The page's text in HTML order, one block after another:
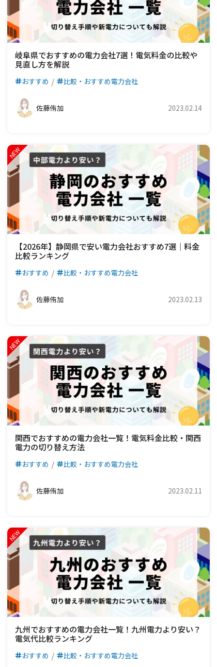
岐阜県でおすすめの電力会社7選！電気料金の比較や
見直し方を解説
おすすめ 比較・おすすめ電力会社
佐藤侑加 2023.02.14
【2026年】静岡県で安い電力会社おすすめ7選｜料金
比較ランキング
おすすめ 比較・おすすめ電力会社
佐藤侑加 2023.02.13
関西でおすすめの電力会社一覧！電気料金比較・関西
電力の切り替え方法
おすすめ 比較・おすすめ電力会社
佐藤侑加 2023.02.11
九州でおすすめの電力会社一覧！九州電力より安い？
電気代比較ランキング
おすすめ 比較・おすすめ電力会社